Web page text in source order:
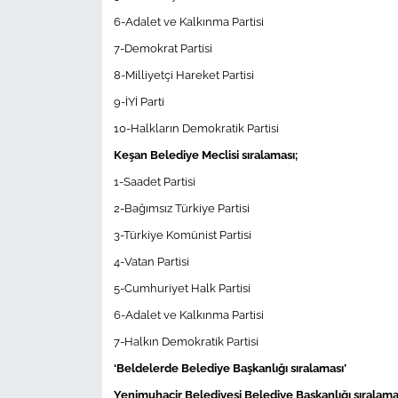
6-Adalet ve Kalkınma Partisi
7-Demokrat Partisi
8-Milliyetçi Hareket Partisi
9-İYİ Parti
10-Halkların Demokratik Partisi
Keşan Belediye Meclisi sıralaması;
1-Saadet Partisi
2-Bağımsız Türkiye Partisi
3-Türkiye Komünist Partisi
4-Vatan Partisi
5-Cumhuriyet Halk Partisi
6-Adalet ve Kalkınma Partisi
7-Halkın Demokratik Partisi
‘Beldelerde Belediye Başkanlığı sıralaması’
Yenimuhacir Belediyesi Belediye Başkanlığı
İş Dünyası
Bilim Teknoloji
English News